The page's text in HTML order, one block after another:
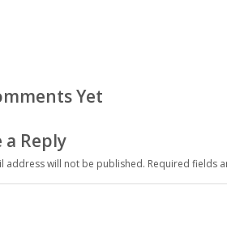
Yet
a Reply
address will not be published. Required fields